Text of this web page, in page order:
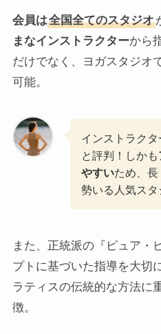
会員は全国全てのスタジオ
まなインストラクターから
だけでなく、ヨガスタジオ
可能。
インストラク
と評判！しかも
やすいため、
勢いる人気スタ
また、正統派の『ピュア・
プトに基づいた指導を大切
ラティスの伝統的な方法に
徴。